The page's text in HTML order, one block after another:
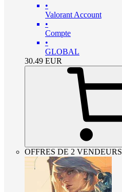
•
Valorant Account
•
Compte
•
GLOBAL
30.49 EUR
OFFRES DE 2 VENDEURS